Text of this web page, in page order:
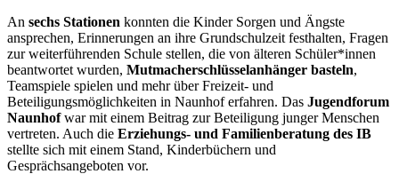
An sechs Stationen konnten die Kinder Sorgen und Ängste
ansprechen, Erinnerungen an ihre Grundschulzeit festhalten, Fragen
zur weiterführenden Schule stellen, die von älteren Schüler*innen
beantwortet wurden, Mutmacherschlüsselanhänger basteln,
Teamspiele spielen und mehr über Freizeit- und
Beteiligungsmöglichkeiten in Naunhof erfahren. Das Jugendforum
Naunhofwar mit einem Beitrag zur Beteiligung junger Menschen
vertreten. Auch die Erziehungs- und Familienberatung des IB
stellte sich mit einem Stand, Kinderbüchern und
Gesprächsangeboten vor.